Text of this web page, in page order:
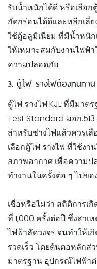
รับน้ำหนักได้ดี หรือเลือ
กัดกร่อนได้ดีและหลีกเลี่
ใช้ตู้อลูมิเนียม ที่มีน้ำหนัก
ให้เหมาะสมกับงานไฟฟ้
ความปลอดภัย
3. ตู้ไฟ รางไฟต้องทนท
ตู้ไฟ รางไฟ KJL ที่มีมาต
Test Standard มอก
สำหรับช่างไฟแล้วควรเ
เลือกตู้ไฟ รางไฟ ที่ใช้ง
สภาพอากาศ เพื่อความ
ทำงานในครั้งต่อ ๆ ไปขอ
เชื่อหรือไม่ว่า สถิติการเ
ที่ 1,000 ครั้งต่อปี ซึ่งสาเ
ไฟฟ้าลัดวงจร จนทำให้เ
รวดเร็ว โดยต้นตอหลักส่
มาตรฐาน อุปกรณ์ไฟฟ้า